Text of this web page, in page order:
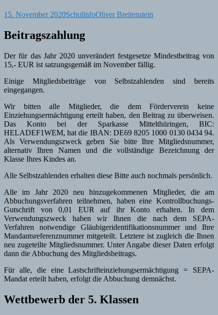
15. November 2020SchulinfoOliver Breitenstein
Beitragszahlung
Der für das Jahr 2020 unverändert festgesetze Mindestbeitrag von
15,- EUR ist satzungsgemäß im November fällig.
Einige Mitgliedsbeiträge von Selbstzahlenden sind bereits
eingegangen.
Wir bitten alle Mitglieder, die dem Förderverein keine
Einziehungsermächtigung erteilt haben, den Beitrag zu überweisen.
Das Konto bei der Sparkasse Mittelthüringen, BIC:
HELADEF1WEM, hat die IBAN: DE69 8205 1000 0130 0434 94.
Als Verwendungszweck geben Sie bitte Ihre Mitgliedsnummer,
alternativ Ihren Namen und die vollständige Bezeichnung der
Klasse Ihres Kindes an.
Alle Selbstzahlenden erhalten diese Bitte auch nochmals persönlich.
Alle im Jahr 2020 neu hinzugekommenen Mitglieder, die am
Abbuchungsverfahren teilnehmen, haben eine Kontrollbuchungs-
Gutschrift von 0,01 EUR auf ihr Konto erhalten. In dem
Verwendungszweck haben wir Ihnen die nach dem SEPA-
Verfahren notwendige Gläubigeridentifikationsnummer und Ihre
Mandantsreferenznummer mitgeteilt. Letztere ist zugleich die Ihnen
neu zugeteilte Mitgliedsnummer. Unter Angabe dieser Daten erfolgt
dann die Abbuchung des Mitgliedsbeitrags.
Für alle, die eine Lastschrifteinziehungsermächtigung = SEPA-
Mandat erteilt haben, erfolgt die Abbuchung demnächst.
Wettbewerb der 5. Klassen